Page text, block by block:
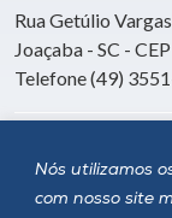
Nós utilizamos
com nosso site
Rua Getúlio
Joaçaba - SC -
Telefone (49)
Siga a